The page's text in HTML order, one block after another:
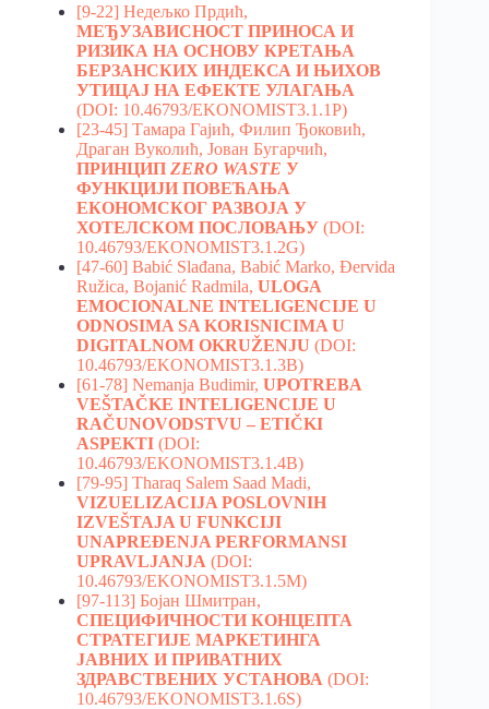
[9-22] Недељко Прдић,
МЕЂУЗАВИСНОСТ ПРИНОСА И
РИЗИКА НА ОСНОВУ КРЕТАЊА
БЕРЗАНСКИХ ИНДЕКСА И ЊИХОВ
УТИЦАЈ НА ЕФЕКТЕ УЛАГАЊА
(DOI: 10.46793/EKONOMIST3.1.1P)
[23-45] Тамара Гајић, Филип Ђоковић,
Драган Вуколић, Јован Бугарчић,
ПРИНЦИП ZERO WASTE У
ФУНКЦИЈИ ПОВЕЋАЊА
ЕКОНОМСКОГ РАЗВОЈА У
ХОТЕЛСКОМ ПОСЛОВАЊУ (DOI:
10.46793/EKONOMIST3.1.2G)
[47-60] Babić Slađana, Babić Marko, Đervida
Ružica, Bojanić Radmila, ULOGA
EMOCIONALNE INTELIGENCIJE U
ODNOSIMA SA KORISNICIMA U
DIGITALNOM OKRUŽENJU (DOI:
10.46793/EKONOMIST3.1.3B)
[61-78] Nemanja Budimir, UPOTREBA
VEŠTAČKE INTELIGENCIJE U
RAČUNOVODSTVU – ETIČKI
ASPEKTI (DOI:
10.46793/EKONOMIST3.1.4B)
[79-95] Tharaq Salem Saad Madi,
VIZUELIZACIJA POSLOVNIH
IZVEŠTAJA U FUNKCIJI
UNAPREĐENJA PERFORMANSI
UPRAVLJANJA (DOI:
10.46793/EKONOMIST3.1.5M)
[97-113] Бојан Шмитран,
СПЕЦИФИЧНОСТИ КОНЦЕПТА
СТРАТЕГИЈЕ МАРКЕТИНГА
ЈАВНИХ И ПРИВАТНИХ
ЗДРАВСТВЕНИХ УСТАНОВА (DOI:
10.46793/EKONOMIST3.1.6S)